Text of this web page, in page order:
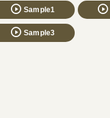
Sample1
Sample3